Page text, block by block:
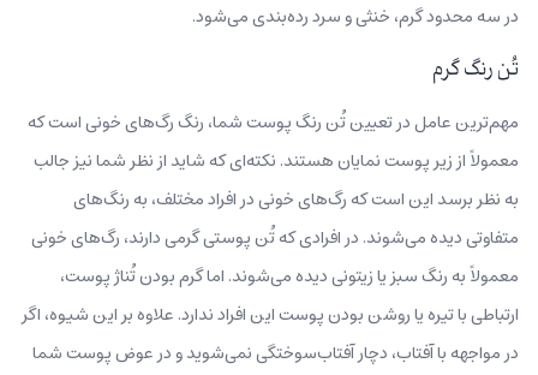
در سه محدود گرم، خنثی و سرد رده‌بندی می‌شود.
تُن رنگ گرم
مهم‌ترین عامل در تعیین تُن رنگ پوست شما، رنگ رگ‌های خونی است که
معمولاً از زیر پوست نمایان هستند. نکته‌ای که شاید از نظر شما نیز جالب
به نظر برسد این است که رگ‌های خونی در افراد مختلف، به رنگ‌های
متفاوتی دیده می‌شوند. در افرادی که تُن پوستی گرمی دارند، رگ‌های خونی
معمولاً به رنگ سبز یا زیتونی دیده می‌شوند. اما گرم بودن تُناژ پوست،
ارتباطی با تیره یا روشن بودن پوست این افراد ندارد. علاوه بر این شیوه، اگر
در مواجهه با آفتاب، دچار آفتاب‌سوختگی نمی‌شوید و در عوض پوست شما